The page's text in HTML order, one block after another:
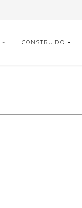
CONSTRUIDO